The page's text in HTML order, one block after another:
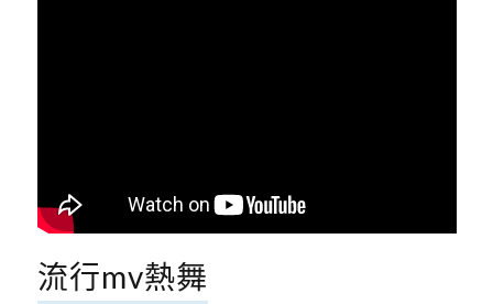
流行mv熱舞